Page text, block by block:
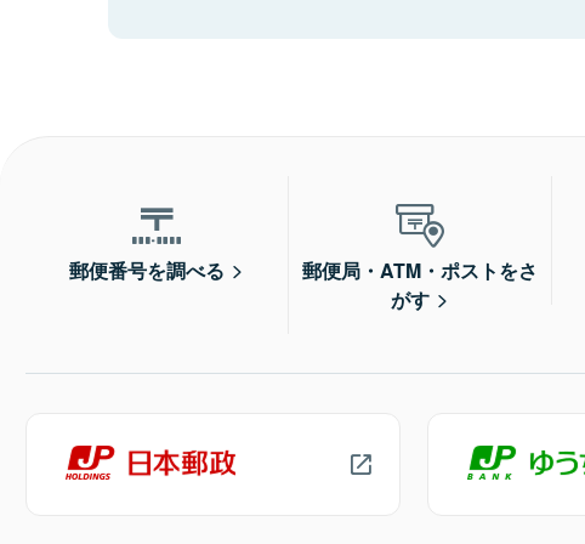
郵便番号を調べる
郵便局・ATM・ポストをさ
がす